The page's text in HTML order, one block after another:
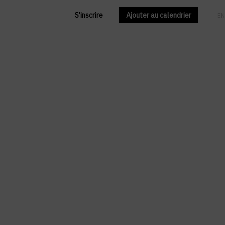
S'inscrire Ajouter au calendrier